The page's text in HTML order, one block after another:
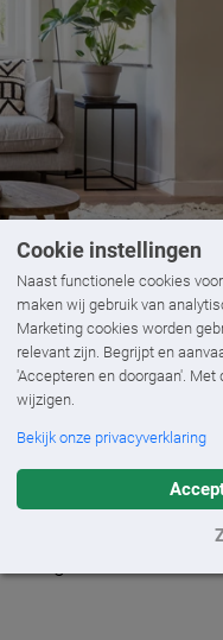
Cookie instellingen
Naast functionele cookies
maken wij gebruik van
Marketing cookies worden
relevant zijn. Begrijpt en
'Accepteren en doorgaan'.
wijzigen.
Bekijk onze privacyverklaring
zijn leverbaar in een
van jouw wensen is er